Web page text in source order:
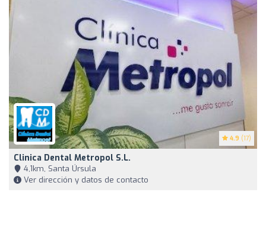
4.9 (17)
Clinica Dental Metropol S.l.
4,1km, Santa Úrsula
Ver dirección y datos de contacto